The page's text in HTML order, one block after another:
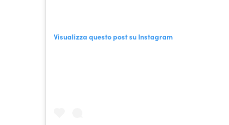
Visualizza questo post su Instagram